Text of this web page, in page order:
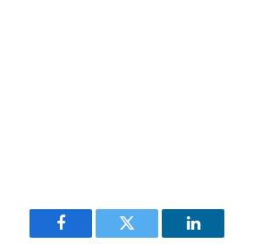
Facebook Twitter LinkedIn